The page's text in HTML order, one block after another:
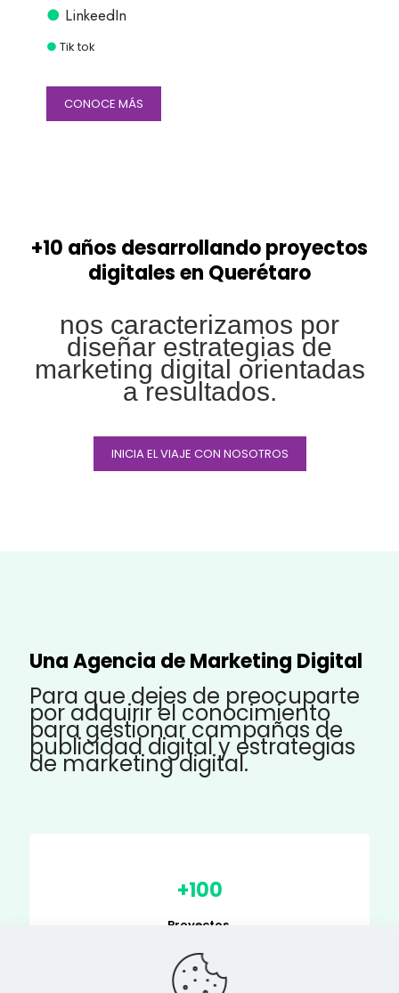
● LinkeedIn
● Tik tok
CONOCE MÁS
+10 años desarrollando proyectos
digitales en Querétaro
nos caracterizamos por
diseñar estrategias de
marketing digital orientadas
a resultados.
INICIA EL VIAJE CON NOSOTROS
Una Agencia de Marketing Digital
Para que dejes de preocuparte
por adquirir el conocimiento
para gestionar campañas de
publicidad digital y estrategias
de marketing digital.
+100
Proyectos